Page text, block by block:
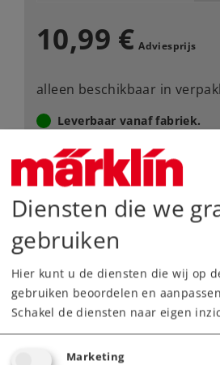
10,99 € Adviesprijs
alleen beschikbaar in
Leverbaar vanaf fabriek.
Webwinkel
Dealer zoeken
Downloads
Diensten die we
gebruiken
Hier kunt u de diensten die wij op
gebruiken beoordelen en
Schakel de diensten naar eigen
Marketing